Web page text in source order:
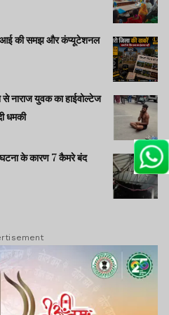
की समझ और कंप्यूटेशनल
नाराज युवक का हाईवोल्टेज
धमकी
घटना के कारण 7 कैमरे बंद